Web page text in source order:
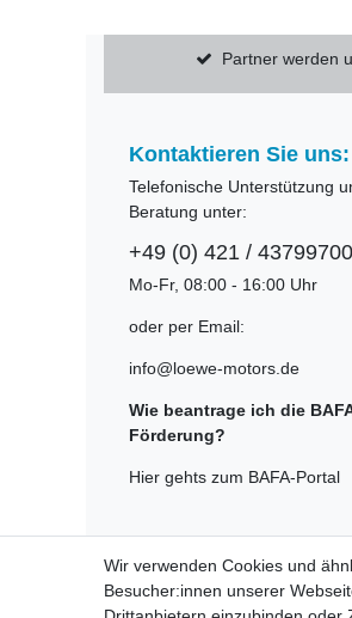
Partner werden
Kontaktieren Sie uns:
Telefonische Unterstützung
Beratung unter:
+49 (0) 421 / 43799700
Mo-Fr, 08:00 - 16:00 Uhr
oder per Email:
info@loewe-motors.de
Wie beantrage ich die
Förderung?
Hier gehts zum BAFA-Portal
Widerrufsrecht
Wir verwenden Cookies und
Besucher:innen unserer